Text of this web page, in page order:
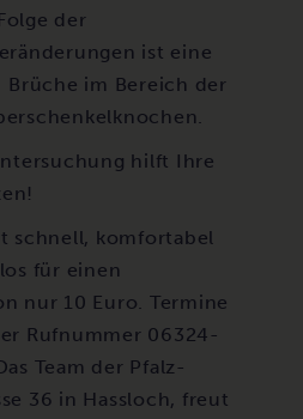
der
ist eine
im Bereich der
hilft Ihre
schnell, komfortabel
für einen
nur 10 Euro. Termine
Rufnummer 06324-
Team der Pfalz-
36 in Hassloch, freut